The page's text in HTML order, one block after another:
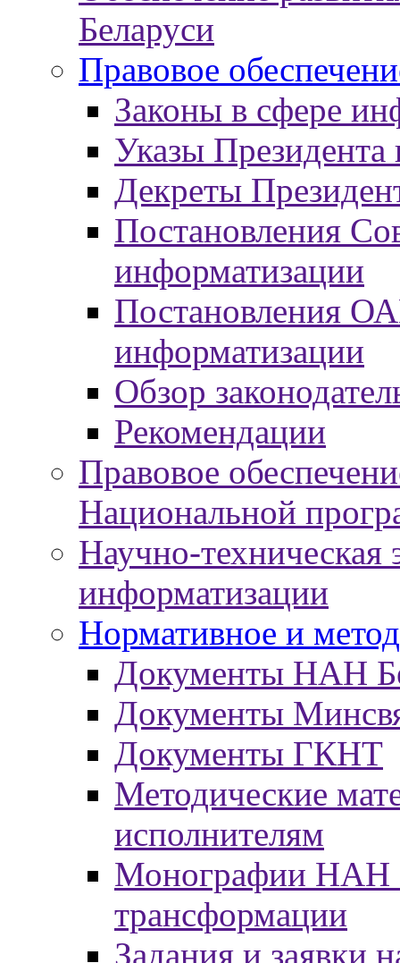
Беларуси
Правовое
Законы в сфере
Указы
Декреты
Постановления
информатизации
Постановления
информатизации
Обзор
Рекомендации
Правовое
Национальной
Научно-техническая
информатизации
Нормативное и
Документы НАН
Документы
Документы ГКНТ
Методические
исполнителям
Монографии НАН
трансформации
Задания и заявки